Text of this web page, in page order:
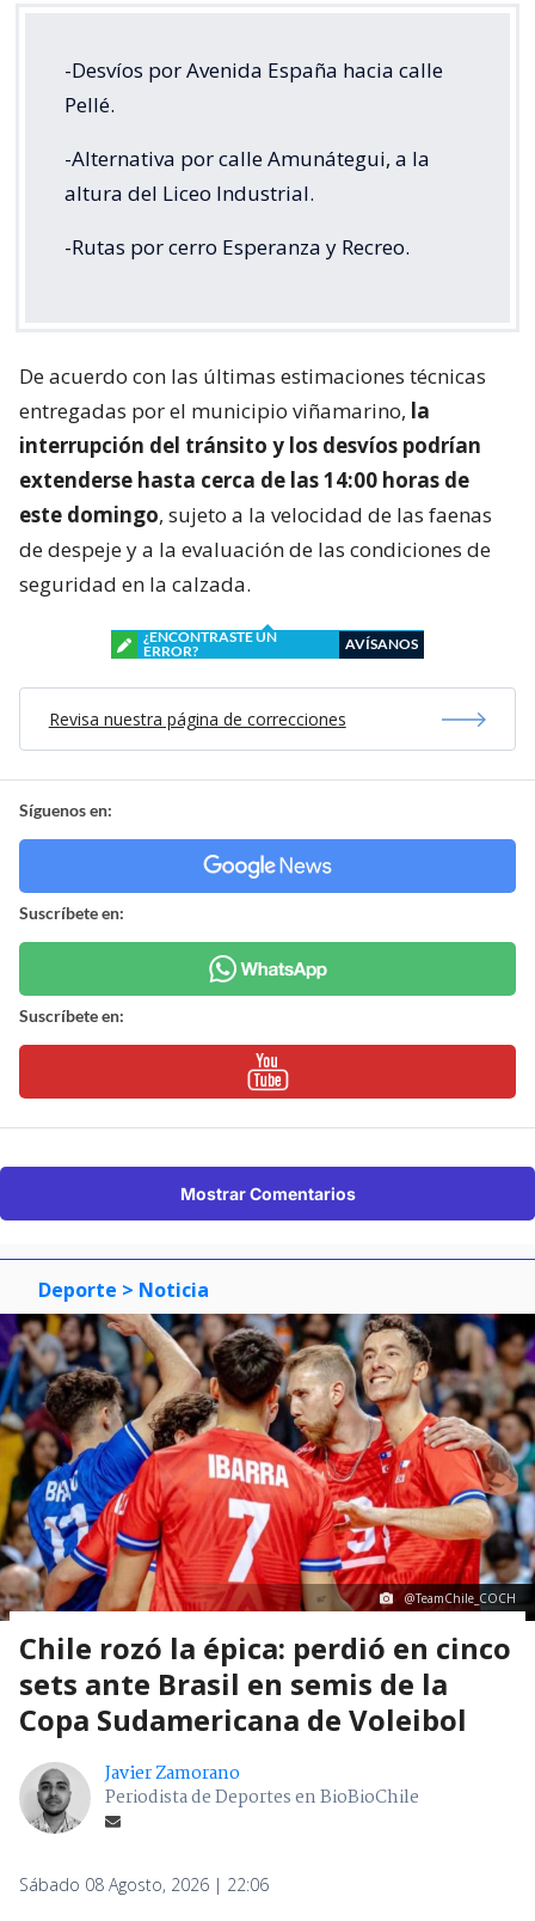
-Desvíos por Avenida España hacia calle
Pellé.
-Alternativa por calle Amunátegui, a la
altura del Liceo Industrial.
-Rutas por cerro Esperanza y Recreo.
De acuerdo con las últimas estimaciones técnicas
entregadas por el municipio viñamarino, la
interrupción del tránsito y los desvíos podrían
extenderse hasta cerca de las 14:00 horas de
este domingo, sujeto a la velocidad de las faenas
de despeje y a la evaluación de las condiciones de
seguridad en la calzada.
¿ENCONTRASTE UN
ERROR?
AVÍSANOS
Revisa nuestra página de correcciones
Síguenos en:
Suscríbete en:
Suscríbete en:
Mostrar Comentarios
Deporte > Noticia
@TeamChile_COCH
Chile rozó la épica: perdió en cinco
sets ante Brasil en semis de la
Copa Sudamericana de Voleibol
Javier Zamorano
Periodista de Deportes en BioBioChile
Sábado 08 Agosto, 2026 | 22:06